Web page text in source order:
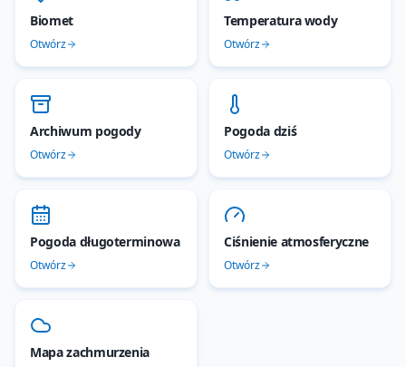
Biomet
Otwórz
Temperatura wody
Otwórz
Archiwum pogody
Otwórz
Pogoda dziś
Otwórz
Pogoda długoterminowa
Otwórz
Ciśnienie atmosferyczne
Otwórz
Mapa zachmurzenia